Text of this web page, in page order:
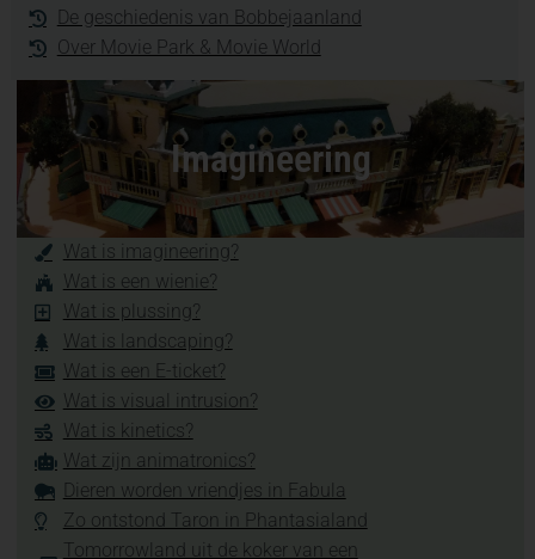
De geschiedenis van Bobbejaanland
Over Movie Park & Movie World
Imagineering
Wat is imagineering?
Wat is een wienie?
Wat is plussing?
Wat is landscaping?
Wat is een E-ticket?
Wat is visual intrusion?
Wat is kinetics?
Wat zijn animatronics?
Dieren worden vriendjes in Fabula
Zo ontstond Taron in Phantasialand
Tomorrowland uit de koker van een